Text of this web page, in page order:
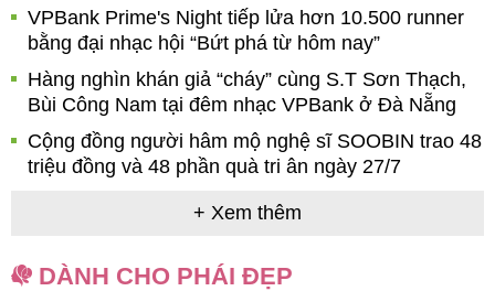
VPBank Prime's Night tiếp lửa hơn 10.500 runner
bằng đại nhạc hội “Bứt phá từ hôm nay”
Hàng nghìn khán giả “cháy” cùng S.T Sơn Thạch,
Bùi Công Nam tại đêm nhạc VPBank ở Đà Nẵng
Cộng đồng người hâm mộ nghệ sĩ SOOBIN trao 48
triệu đồng và 48 phần quà tri ân ngày 27/7
+ Xem thêm
DÀNH CHO PHÁI ĐẸP